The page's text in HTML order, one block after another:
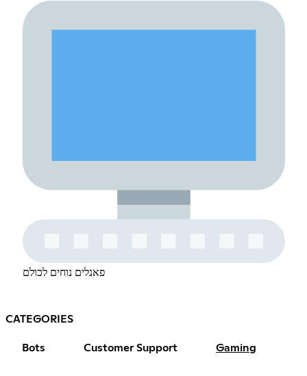
פאנלים נוחים לכולם
CATEGORIES
Bots Customer Support Gaming